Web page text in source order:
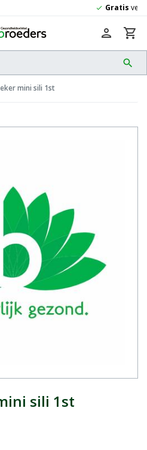
search
person shopping_cart
mini sili 1st
sili 1st